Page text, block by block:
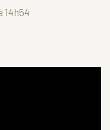
14h54